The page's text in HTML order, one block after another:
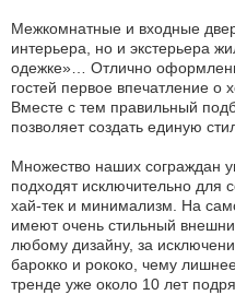
Межкомнатные и входные
интерьера, но и экстерьера
одежке»… Отлично
гостей первое впечатление о
Вместе с тем правильный
позволяет создать единую
Множество наших сограждан
подходят исключительно для
хай-тек и минимализм. На
имеют очень стильный
любому дизайну, за
барокко и рококо, чему
тренде уже около 10 лет